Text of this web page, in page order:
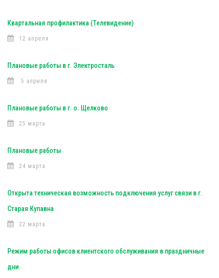
Квартальная профилактика (Телевидение)
12 апреля
Плановые работы в г. Электросталь
5 апреля
Плановые работы в г. о. Щелково
25 марта
Плановые работы
24 марта
Открыта техническая возможность подключения услуг связи в г.
Старая Купавна
22 марта
Режим работы офисов клиентского обслуживания в праздничные
дни